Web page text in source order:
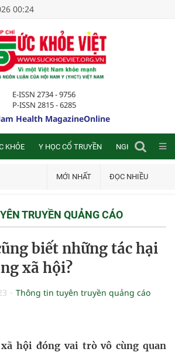
00:24
E-ISSN 2734 - 9756
P-ISSN 2815 - 6285
Health MagazineOnline
KHỎE Y HỌC CỔ TRUYỀN NGHIÊN CỨU
MỚI NHẤT ĐỌC NHIỀU
TRUYỀN QUẢNG CÁO
biết những tác hại
xã hội?
Thông tin tuyên truyền quảng cáo
hội đóng vai trò vô cùng quan